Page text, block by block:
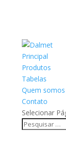
Principal
Produtos
Tabelas
Quem somos
Contato
Selecionar